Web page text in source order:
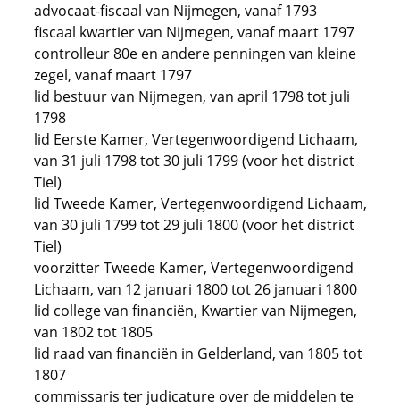
advocaat-fiscaal van Nijmegen, vanaf 1793
fiscaal kwartier van Nijmegen, vanaf maart 1797
controlleur 80e en andere penningen van kleine
zegel, vanaf maart 1797
lid bestuur van Nijmegen, van april 1798 tot juli
1798
lid Eerste Kamer, Vertegenwoordigend Lichaam,
van 31 juli 1798 tot 30 juli 1799 (voor het district
Tiel)
lid Tweede Kamer, Vertegenwoordigend Lichaam,
van 30 juli 1799 tot 29 juli 1800 (voor het district
Tiel)
voorzitter Tweede Kamer, Vertegenwoordigend
Lichaam, van 12 januari 1800 tot 26 januari 1800
lid college van financiën, Kwartier van Nijmegen,
van 1802 tot 1805
lid raad van financiën in Gelderland, van 1805 tot
1807
commissaris ter judicature over de middelen te